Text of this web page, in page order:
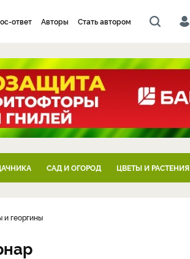
ответ Авторы Стать автором
САД И ОГОРОД ЦВЕТЫ И РАСТЕНИЯ
и георгины